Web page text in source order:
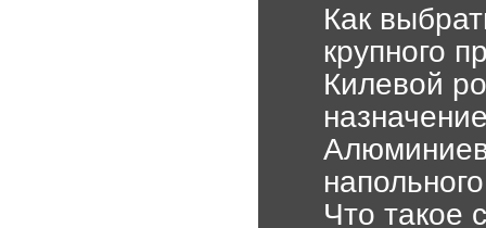
Как
крупного
Килевой
Что такое